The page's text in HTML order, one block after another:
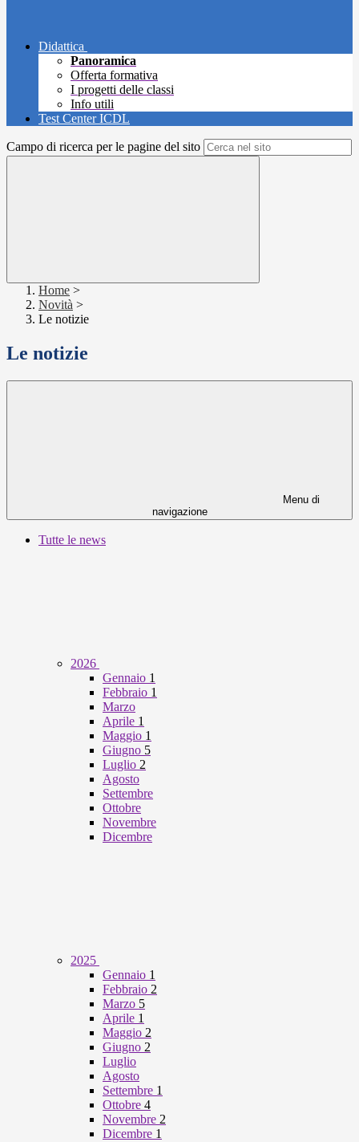
Didattica
Panoramica
Offerta formativa
I progetti delle classi
Info utili
Test Center ICDL
Campo di ricerca per le pagine del sito
Home >
Novità >
Le notizie
Le notizie
Menu di
navigazione
Tutte le news
2026
Gennaio 1
Febbraio 1
Marzo
Aprile 1
Maggio 1
Giugno 5
Luglio 2
Agosto
Settembre
Ottobre
Novembre
Dicembre
2025
Gennaio 1
Febbraio 2
Marzo 5
Aprile 1
Maggio 2
Giugno 2
Luglio
Agosto
Settembre 1
Ottobre 4
Novembre 2
Dicembre 1